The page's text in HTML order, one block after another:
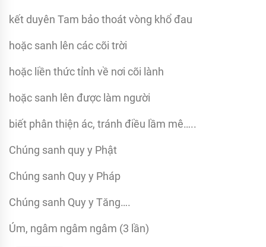
kết duyên Tam bảo thoát vòng khổ đau
hoặc sanh lên các cõi trời
hoặc liền thức tỉnh về nơi cõi lành
hoặc sanh lên được làm người
biết phân thiện ác, tránh điều lầm mê…..
Chúng sanh quy y Phật
Chúng sanh Quy y Pháp
Chúng sanh Quy y Tăng….
Úm, ngâm ngâm ngâm (3 lần)